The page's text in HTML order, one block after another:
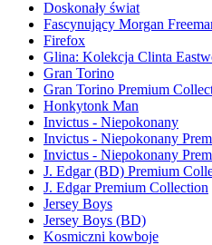
Doskonały świat
Fascynujący Morgan
Firefox
Glina: Kolekcja Clinta
Gran Torino
Gran Torino Premium
Honkytonk Man
Invictus - Niepokonany
Invictus - Niepokonany
Invictus - Niepokonany
J. Edgar (BD) Premium
J. Edgar Premium Collection
Jersey Boys
Jersey Boys (BD)
Kosmiczni kowboje